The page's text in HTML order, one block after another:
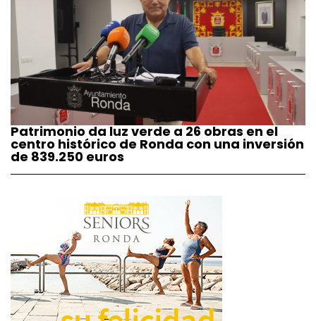
Patrimonio da luz verde a 26 obras en el
centro histórico de Ronda con una inversión
de 839.250 euros